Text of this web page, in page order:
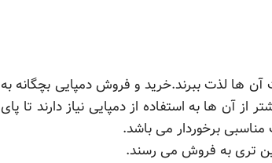
آن ها لذت ببرند.خرید و فروش دمپایی بچگانه به
از آن ها به استفاده از دمپایی نیاز دارند تا پای
برخوردار می باشد.
تری به فروش می رسند.